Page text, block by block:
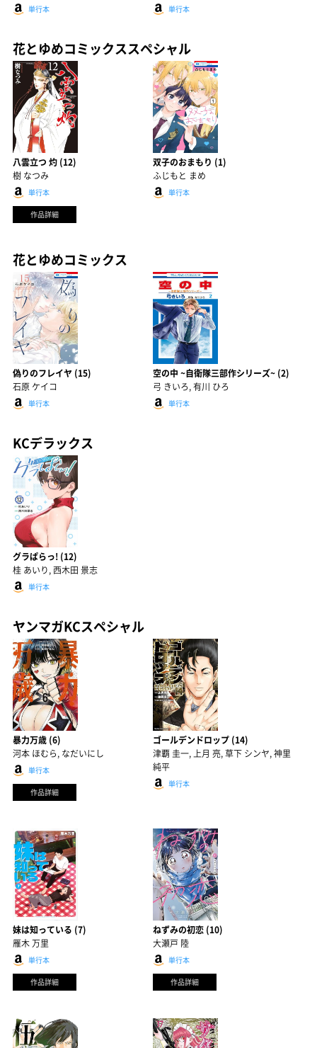
単行本 単行本
花とゆめコミックススペシャル
八雲立つ 灼 (12)
樹 なつみ
単行本
作品詳細
双子のおまもり (1)
ふじもと まめ
単行本
花とゆめコミックス
偽りのフレイヤ (15)
石原 ケイコ
単行本
空の中 ~自衛隊三部作シリーズ~ (2)
弓 きいろ, 有川 ひろ
単行本
KCデラックス
グラぱらっ! (12)
桂 あいり, 西木田 景志
単行本
ヤンマガKCスペシャル
暴力万歳 (6)
河本 ほむら, なだいにし
単行本
作品詳細
ゴールデンドロップ (14)
津覇 圭一, 上月 亮, 草下 シンヤ, 神里
純平
単行本
妹は知っている (7)
雁木 万里
単行本
作品詳細
ねずみの初恋 (10)
大瀬戸 陸
単行本
作品詳細